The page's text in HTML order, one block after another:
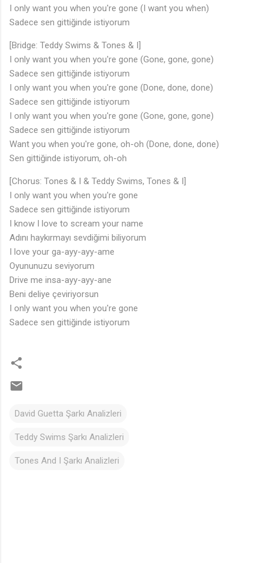
I only want you when you're gone (I want you when)
Sadece sen gittiğinde istiyorum
[Bridge: Teddy Swims & Tones & I]
I only want you when you're gone (Gone, gone, gone)
Sadece sen gittiğinde istiyorum
I only want you when you're gone (Done, done, done)
Sadece sen gittiğinde istiyorum
I only want you when you're gone (Gone, gone, gone)
Sadece sen gittiğinde istiyorum
Want you when you're gone, oh-oh (Done, done, done)
Sen gittiğinde istiyorum, oh-oh
[Chorus: Tones & I & Teddy Swims, Tones & I]
I only want you when you're gone
Sadece sen gittiğinde istiyorum
I know I love to scream your name
Adını haykırmayı sevdiğimi biliyorum
I love your ga-ayy-ayy-ame
Oyununuzu seviyorum
Drive me insa-ayy-ayy-ane
Beni deliye çeviriyorsun
I only want you when you're gone
Sadece sen gittiğinde istiyorum
David Guetta Şarkı Analizleri
Teddy Swims Şarkı Analizleri
Tones And I Şarkı Analizleri